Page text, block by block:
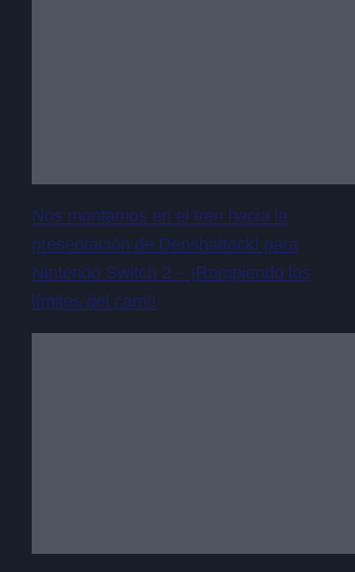
Nos montamos en el tren hacia la
presentación de Denshattack! para
Nintendo Switch 2 – ¡Rompiendo los
límites del carril!